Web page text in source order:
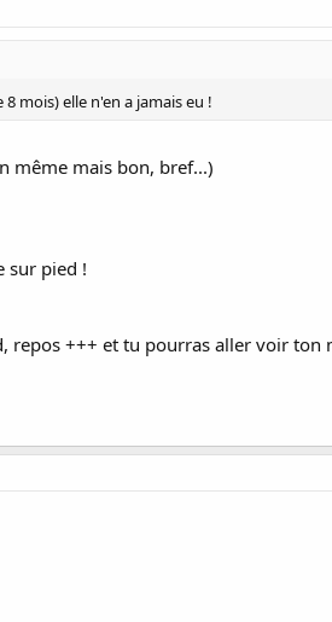
mois) elle n'en a jamais eu !
même mais bon, bref...)
sur pied !
+++ et tu pourras aller voir ton